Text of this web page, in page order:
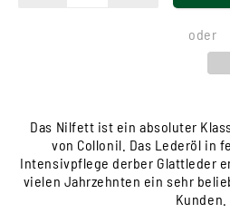
oder
Das Nilfett ist ein absoluter
von Collonil. Das Lederöl in
Intensivpflege derber Glattleder
vielen Jahrzehnten ein sehr
Kunden.